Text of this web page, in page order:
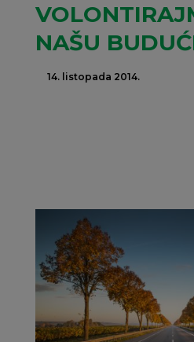
NAŠU
14. listopada 2014.